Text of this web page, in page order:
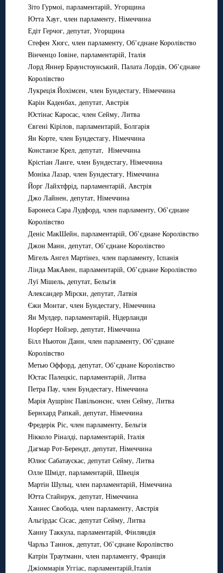
Зіто Гурмоі, парламентарій, Угорщина
Ютта Хауг, член парламенту, Німеччина
Едіт Герчог, депутат, Угорщина
Стефен Хюгс, член парламенту, Об’єднане Королівство
Вінченцо Іовіне, парламентарій, Італія
Лорд Яннер Браунстоунський, Палата Лордів, Об’єднане
Королівство
Лукреція Йохімсен, член Бундестагу, Німеччина
Карін Каденбах, депутат, Австрія
Юстінас Каросас, член Сейму, Литва
Євгені Кірілов, парламентарій, Болгарія
Ян Корте, член Бундестагу, Німеччина
Констанзе Крел, депутат, Німеччина
Крістіан Ланге, член Бундестагу, Німеччина
Моніка Лазар, член Бундестагу, Німеччина
Йорг Лайхтфрід, парламентарій, Австрія
Джо Лайнен, депутат, Німеччина
Баронеса Сара Лудфорд, член парламенту, Об’єднане
Королівство
Деніс МакШейн, парламентарій, Об’єднане Королівство
Джон Манн, депутат, Об’єднане Королівство
Мігель Ангел Мартінез, член парламенту, Іспанія
Лінда МакАвен, парламентарій, Об’єднане Королівство
Луї Мішель, депутат, Бельгія
Александер Мірски, депутат, Латвія
Єжи Монтаг, член Бундестагу, Німеччина
Ян Мулдер, парламентарій, Нідерланди
Норберт Нойзер, депутат, Німеччина
Білл Ньютон Данн, член парламенту, Об’єднане
Королівство
Метью Оффорд, депутат, Об’єднане Королівство
Юстас Палецкіс, парламентарій, Литва
Петра Пау, член Бундестагу, Німеччина
Марія Аушрінє Павільонєнє, член Сейму, Литва
Бернхард Рапкай, депутат, Німеччина
Фредерік Ріс, член парламенту, Бельгія
Нікколо Ріналді, парламентарій, Італія
Дагмар Рот-Берендт, депутат, Німеччина
Юлюс Сабатаускас, депутат Сейму, Литва
Олле Шмідт, парламентарій, Швеція
Мартін Шульц, член парламентарій, Німеччина
Ютта Стайнрук, депутат, Німеччина
Ханнес Свобода, член парламенту, Австрія
Альгірдас Сісас, депутат Сейму, Литва
Ханну Таккула, парламентарій, Фінляндія
Чарльз Таннок, депутат, Об’єднане Королівство
Катрін Траутманн, член парламенту, Франція
Джіоммарія Уггіас, парламентарій,Італія